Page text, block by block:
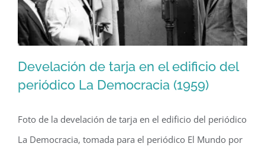
(1941)
Develación de tarja en el edificio del
periódico La Democracia (1959)
Develación de tarja en el edificio del
periódico La Democracia (1959)
Foto de la develación de tarja en el edificio del periódico
La Democracia, tomada para el periódico El Mundo por